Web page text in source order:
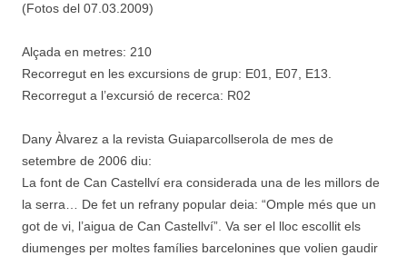
(Fotos del 07.03.2009)
Alçada en metres: 210
Recorregut en les excursions de grup: E01, E07, E13.
Recorregut a l’excursió de recerca: R02
Dany Àlvarez a la revista Guiaparcollserola de mes de
setembre de 2006 diu:
La font de Can Castellví era considerada una de les millors de
la serra… De fet un refrany popular deia: “Omple més que un
got de vi, l’aigua de Can Castellví”. Va ser el lloc escollit els
diumenges per moltes famílies barcelonines que volien gaudir